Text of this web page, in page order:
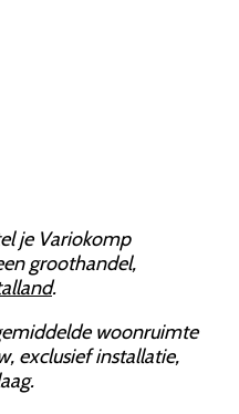
je Variokomp
groothandel,
.
woonruimte
exclusief installatie,